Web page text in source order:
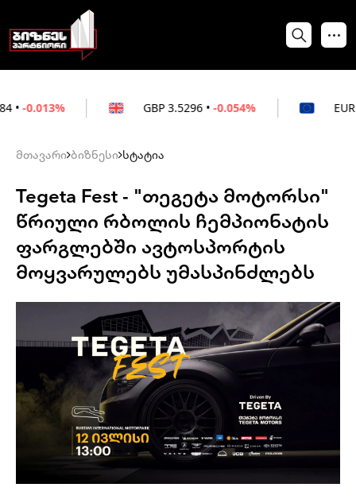
3.5296 -0.054% 3.0264
მთავარი ბიზნესი სტატია
Tegeta Fest - "თეგეტა მოტორსი"
წრიული რბოლის ჩემპიონატის
ფარგლებში ავტოსპორტის
მოყვარულებს უმასპინძლებს